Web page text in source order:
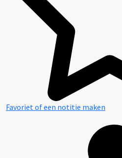
Favoriet of een notitie maken